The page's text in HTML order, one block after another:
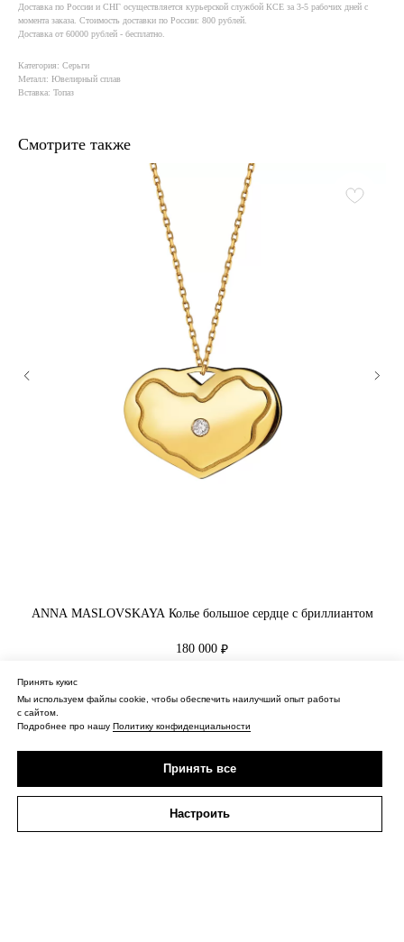
Принять кукис
Мы используем файлы cookie, чтобы обеспечить наилучший опыт работы
с сайтом.
Подробнее про нашу Политику конфиденциальности
Принять все
Настроить
Доставка по России и СНГ осуществляется курьерской службой КСE за 3-5 рабочих дней с
момента заказа. Стоимость доставки по России: 800 рублей.
Доставка от 60000 рублей - бесплатно.
Категория: Серьги
Металл: Ювелирный сплав
Вставка: Топаз
Смотрите также
ANNA MASLOVSKAYA Колье большое сердце с бриллиантом
180 000 ₽
Купить
О нас Контакты
Политика конфиденциальности